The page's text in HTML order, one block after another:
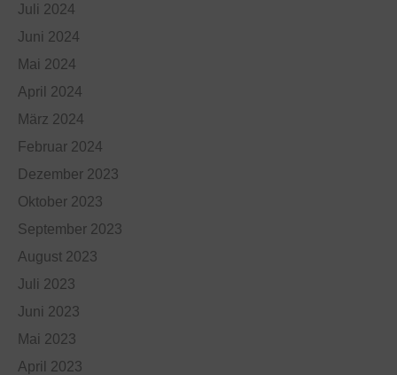
Juli 2024
Juni 2024
Mai 2024
April 2024
März 2024
Februar 2024
Dezember 2023
Oktober 2023
September 2023
August 2023
Juli 2023
Juni 2023
Mai 2023
April 2023